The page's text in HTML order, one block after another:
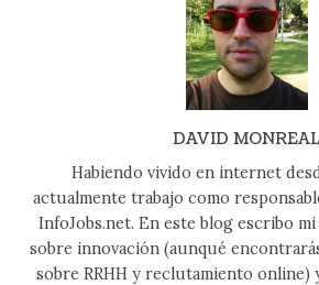
DAVID MONREAL
Habiendo vivido en internet
actualmente trabajo como
InfoJobs.net. En este blog escribo
sobre innovación (aunqué
sobre RRHH y reclutamiento online)